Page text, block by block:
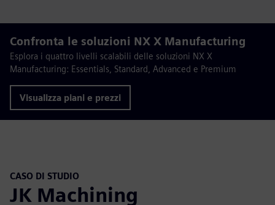
Confronta le soluzioni NX X Manufacturing
Esplora i quattro livelli scalabili delle soluzioni NX X
Manufacturing: Essentials, Standard, Advanced e Premium
Visualizza piani e prezzi
CASO DI STUDIO
JK Machining